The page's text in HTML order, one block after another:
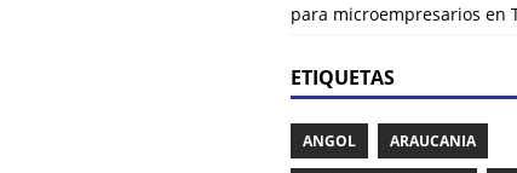
para microempresarios en
ETIQUETAS
ANGOL ARAUCANIA